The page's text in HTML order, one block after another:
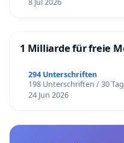
8 Jul 2026
1 Milliarde für freie
294 Unterschriften
198 Unterschriften / 30
24 Jun 2026